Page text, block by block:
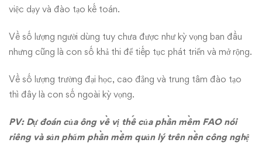
việc dạy và đào tạo kế toán.
Về số lượng người dùng tuy chưa được như kỳ vọng ban đầu
nhưng cũng là con số khả thi để tiếp tục phát triển và mở rộng.
Về số lượng trường đại học, cao đẳng và trung tâm đào tạo
thì đây là con số ngoài kỳ vọng.
PV: Dự đoán của ông về vị thế của phần mềm FAO nói
riêng và sản phẩm phần mềm quản lý trên nền công nghệ